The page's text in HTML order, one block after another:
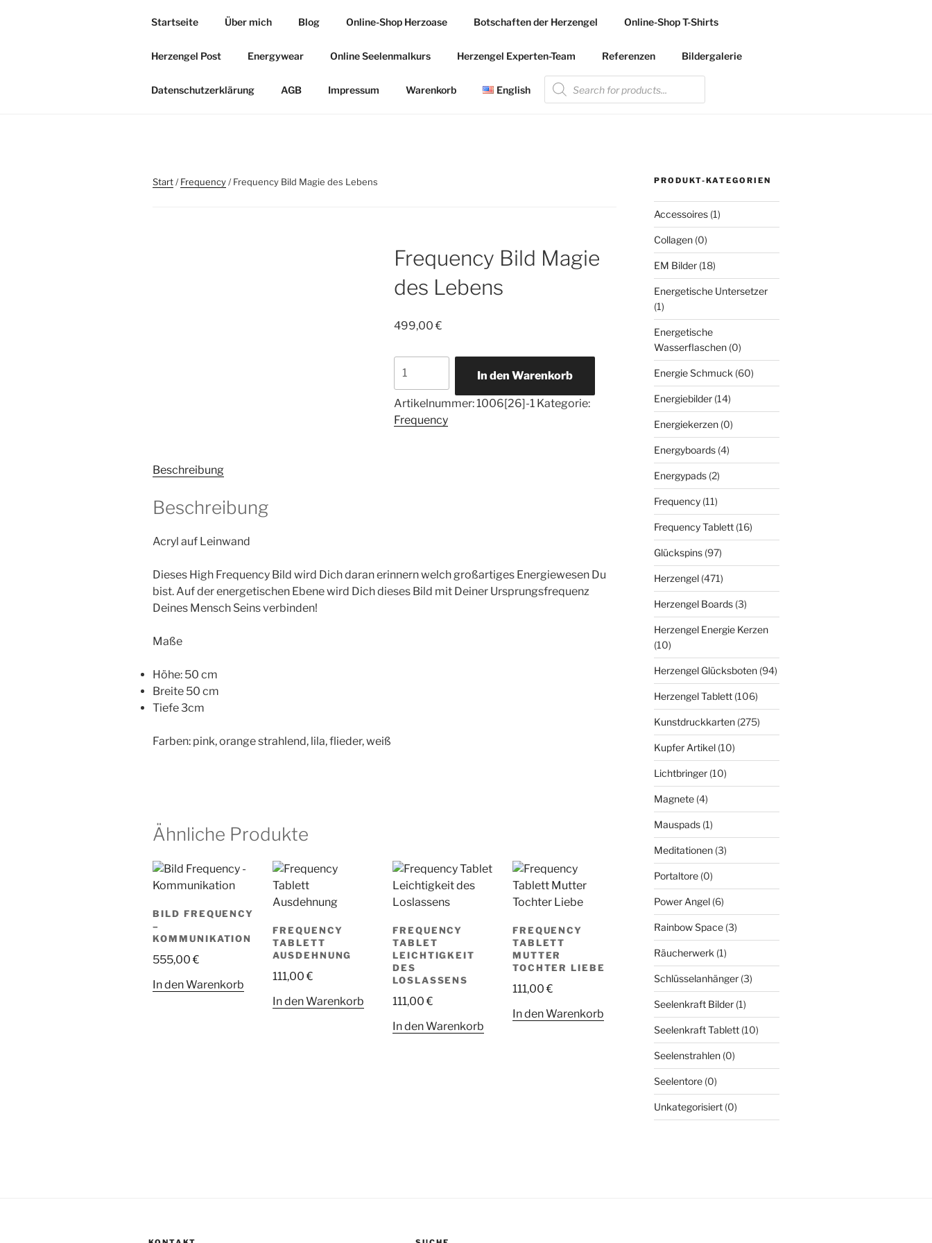
HERZOASE.COM
Startseite Über mich Blog Online-Shop Herzoase Botschaften der Herzengel Online-Shop T-Shirts
Herzengel Post Energywear Online Seelenmalkurs Herzengel Experten-Team Referenzen Bildergalerie
Datenschutzerklärung AGB Impressum Warenkorb English
Products
search
Start/Frequency/ Frequency Bild Magie des Lebens
Frequency Bild Magie
des Lebens
499,00€
Bild
Magie
des
Lebens
In den Warenkorb
Artikelnummer: 1006[26]-1 Kategorie:
Frequency
Beschreibung
Beschreibung
Acryl auf Leinwand
Dieses High Frequency Bild wird Dich daran erinnern welch großartiges Energiewesen Du
bist. Auf der energetischen Ebene wird Dich dieses Bild mit Deiner Ursprungsfrequenz
Deines Mensch Seins verbinden!
Maße
Höhe: 50 cm
Breite 50 cm
Tiefe 3cm
Farben: pink, orange strahlend, lila, flieder, weiß
Ähnliche Produkte
BILD FREQUENCY
–
KOMMUNIKATION
555,00€
In den Warenkorb
FREQUENCY
TABLETT
AUSDEHNUNG
111,00€
In den Warenkorb
FREQUENCY
TABLET
LEICHTIGKEIT
DES
LOSLASSENS
111,00€
In den Warenkorb
FREQUENCY
TABLETT
MUTTER
TOCHTER LIEBE
111,00€
In den Warenkorb
PRODUKT-KATEGORIEN
Accessoires (1)
Collagen (0)
EM Bilder (18)
Energetische Untersetzer
(1)
Energetische
Wasserflaschen (0)
Energie Schmuck (60)
Energiebilder (14)
Energiekerzen (0)
Energyboards (4)
Energypads (2)
Frequency (11)
Frequency Tablett (16)
Glückspins (97)
Herzengel (471)
Herzengel Boards (3)
Herzengel Energie Kerzen
(10)
Herzengel Glücksboten (94)
Herzengel Tablett (106)
Kunstdruckkarten (275)
Kupfer Artikel (10)
Lichtbringer (10)
Magnete (4)
Mauspads (1)
Meditationen (3)
Portaltore (0)
Power Angel (6)
Rainbow Space (3)
Räucherwerk (1)
Schlüsselanhänger (3)
Seelenkraft Bilder (1)
Seelenkraft Tablett (10)
Seelenstrahlen (0)
Seelentore (0)
Unkategorisiert (0)